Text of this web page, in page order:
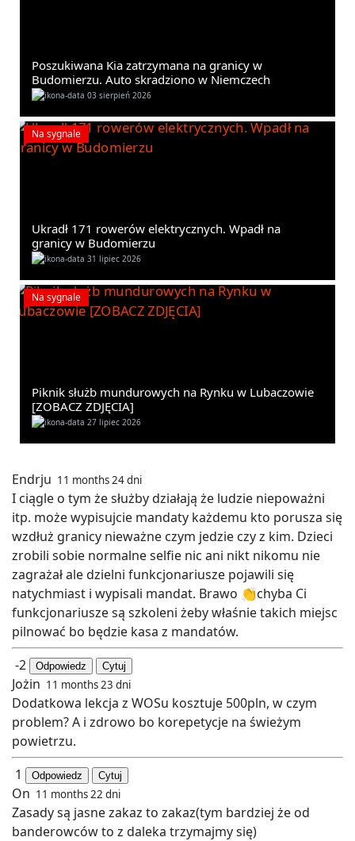
Poszukiwana Kia zatrzymana na granicy w
Budomierzu. Auto skradziono w Niemczech
03 sierpień 2026
Na sygnale
Ukradł 171 rowerów elektrycznych. Wpadł na
granicy w Budomierzu
31 lipiec 2026
Na sygnale
Piknik służb mundurowych na Rynku w Lubaczowie
[ZOBACZ ZDJĘCIA]
27 lipiec 2026
Endrju 11 months 24 dni
I ciągle o tym że służby działają że ludzie niepoważni
itp. może wypisujcie mandaty każdemu kto porusza się
wzdłuż granicy nieważne czym jedzie czy z kim. Dzieci
zrobili sobie normalne selfie nic ani nikt nikomu nie
zagrażał ale dzielni funkcjonariusze pojawili się
natychmiast i wypisali mandat. Brawo 👏chyba Ci
funkcjonariusze są szkoleni żeby właśnie takich miejsc
pilnować bo będzie kasa z mandatów.
-2
Odpowiedz Cytuj
Jożin 11 months 23 dni
Dodatkowa lekcja z WOSu kosztuje 500pln, w czym
problem? A i zdrowo bo korepetycje na świeżym
powietrzu.
1
Odpowiedz Cytuj
On 11 months 22 dni
Zasady są jasne zakaz to zakaz(tym bardziej że od
banderowców to z daleka trzymajmy się)